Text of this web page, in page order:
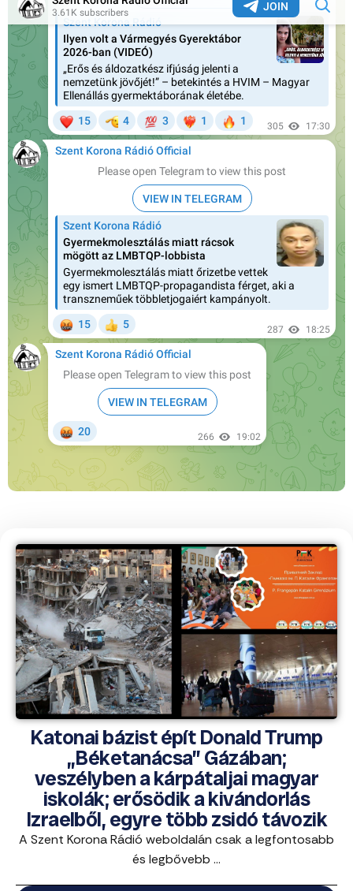
Katonai bázist épít Donald Trump
„Béketanácsa” Gázában;
veszélyben a kárpátaljai magyar
iskolák; erősödik a kivándorlás
Izraelből, egyre több zsidó távozik
A Szent Korona Rádió weboldalán csak a legfontosabb
és legbővebb ...